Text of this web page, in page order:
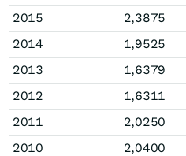
2015
2,3875
2014
1,9525
2013
1,6379
2012
1,6311
2011
2,0250
2010
2,0400